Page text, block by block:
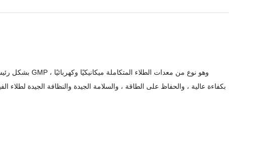
بكفاءة عالية ، والحفاظ على الطاقة ، والسلامة الجيدة والنظافة الجيدة لطلاء